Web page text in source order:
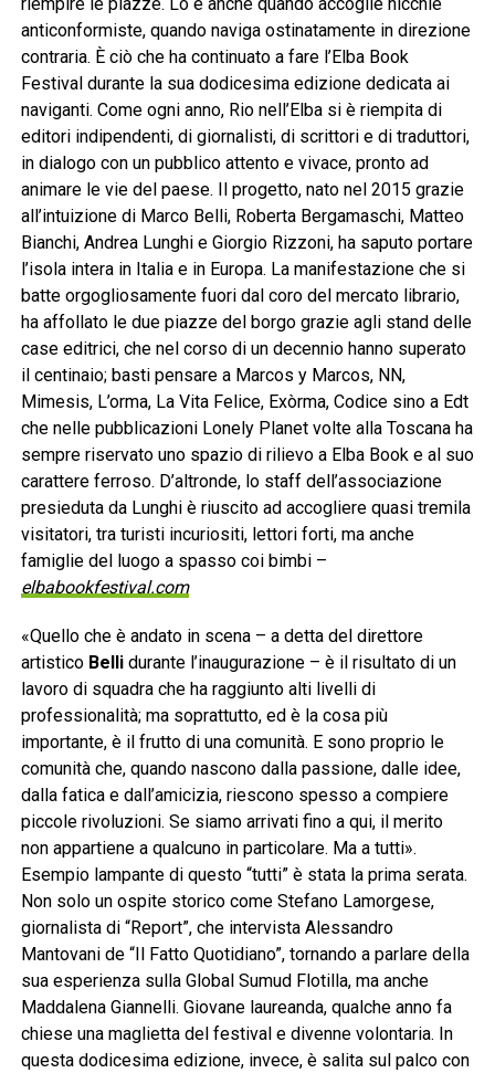
riempire le piazze. Lo è anche quando accoglie nicchie
anticonformiste, quando naviga ostinatamente in direzione
contraria. È ciò che ha continuato a fare l’Elba Book
Festival durante la sua dodicesima edizione dedicata ai
naviganti. Come ogni anno, Rio nell’Elba si è riempita di
editori indipendenti, di giornalisti, di scrittori e di traduttori,
in dialogo con un pubblico attento e vivace, pronto ad
animare le vie del paese. Il progetto, nato nel 2015 grazie
all’intuizione di Marco Belli, Roberta Bergamaschi, Matteo
Bianchi, Andrea Lunghi e Giorgio Rizzoni, ha saputo portare
l’isola intera in Italia e in Europa. La manifestazione che si
batte orgogliosamente fuori dal coro del mercato librario,
ha affollato le due piazze del borgo grazie agli stand delle
case editrici, che nel corso di un decennio hanno superato
il centinaio; basti pensare a Marcos y Marcos, NN,
Mimesis, L’orma, La Vita Felice, Exòrma, Codice sino a Edt
che nelle pubblicazioni Lonely Planet volte alla Toscana ha
sempre riservato uno spazio di rilievo a Elba Book e al suo
carattere ferroso. D’altronde, lo staff dell’associazione
presieduta da Lunghi è riuscito ad accogliere quasi tremila
visitatori, tra turisti incuriositi, lettori forti, ma anche
famiglie del luogo a spasso coi bimbi –
elbabookfestival.com
«Quello che è andato in scena – a detta del direttore
artistico Bellidurante l’inaugurazione – è il risultato di un
lavoro di squadra che ha raggiunto alti livelli di
professionalità; ma soprattutto, ed è la cosa più
importante, è il frutto di una comunità. E sono proprio le
comunità che, quando nascono dalla passione, dalle idee,
dalla fatica e dall’amicizia, riescono spesso a compiere
piccole rivoluzioni. Se siamo arrivati fino a qui, il merito
non appartiene a qualcuno in particolare. Ma a tutti».
Esempio lampante di questo “tutti” è stata la prima serata.
Non solo un ospite storico come Stefano Lamorgese,
giornalista di “Report”, che intervista Alessandro
Mantovani de “Il Fatto Quotidiano”, tornando a parlare della
sua esperienza sulla Global Sumud Flotilla, ma anche
Maddalena Giannelli. Giovane laureanda, qualche anno fa
chiese una maglietta del festival e divenne volontaria. In
questa dodicesima edizione, invece, è salita sul palco con